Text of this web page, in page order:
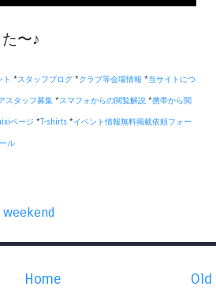
〜♪
ト *スタッフブログ *クラブ等会場情報 *当サイトにつ
スタッフ募集 *スマフォからの閲覧解説 *携帯から閲
ページ *T-shirts *イベント情報無料掲載依頼フォー
ル
weekend
Old
Home